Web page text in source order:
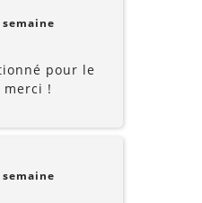
pour le
merci !